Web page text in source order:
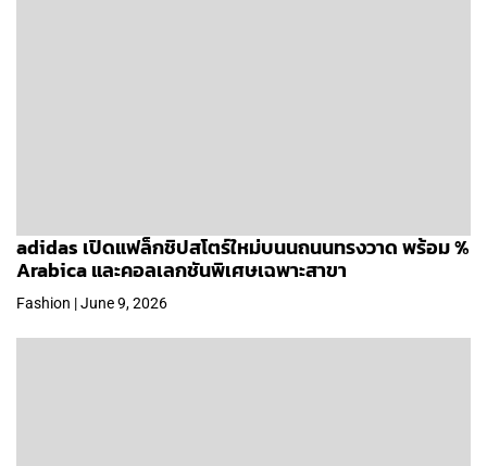
adidas เปิดแฟล็กชิปสโตร์ใหม่บนนถนนทรงวาด พร้อม %
Arabica และคอลเลกชันพิเศษเฉพาะสาขา
Fashion | June 9, 2026